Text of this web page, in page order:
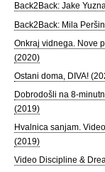
Back2Back: Jake
Back2Back: Mila
Onkraj vidnega. Nove
(2020)
Ostani doma, DIVA!
Dobrodošli na 8-
(2019)
Hvalnica sanjam.
(2019)
Video Discipline &